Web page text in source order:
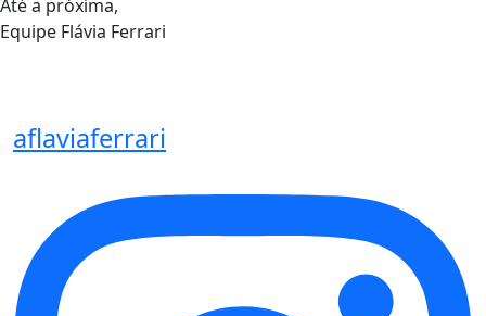
Até a próxima,
Equipe Flávia Ferrari
aflaviaferrari